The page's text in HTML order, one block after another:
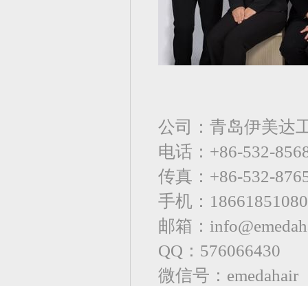
公司：青岛伊美达
电话：+86-532-
传真：+86-532-
手机：
邮箱：
QQ：576066430
微信号：emedahair